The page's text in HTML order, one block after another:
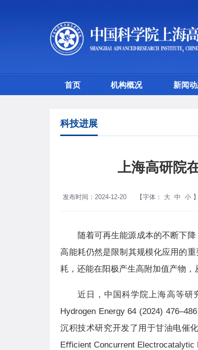
首页 机构概况 新闻
科技进展
上海高研院
发布时间：2024-12-20 【字体： 大 中 小】
随着可再生能源成本的不断下
高能耗仍然是限制其规模化应用的
耗，还能在阳极产生高附加值产物，
近日，中国科学院上海高等研
Hydrogen Energy 64 (2024)
沉积技术研究开发了用于甘油电催
Eﬃcient Concurrent Electrocatalytic